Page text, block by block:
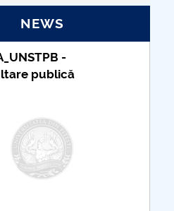
NEWS
Taxe de școlarizare
indexate – Centrul